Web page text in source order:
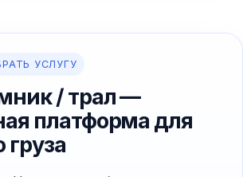
УСЛУГУ
/ трал —
платформа для
груза